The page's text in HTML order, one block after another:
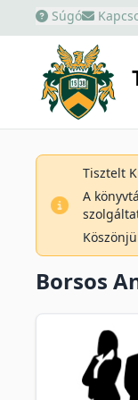
Súgó
Tisztelt
A
Borsos